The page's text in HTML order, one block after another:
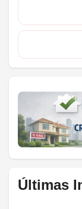
Últimas